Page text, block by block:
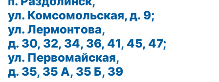
ул. Комсомольская, д. 9;
ул. Лермонтова,
д. 30, 32, 34, 36, 41, 45, 47;
ул. Первомайская,
д. 35, 35 А, 35 Б, 39